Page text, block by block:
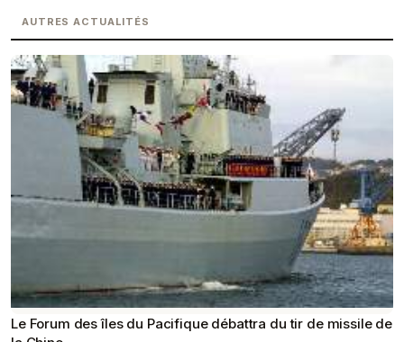
AUTRES ACTUALITÉS
Le Forum des îles du Pacifique débattra du tir de missile de